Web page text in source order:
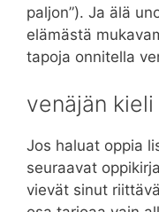
paljon”). Ja älä
elämästä
tapoja onnitella
venäjän kieli
Jos haluat oppia
seuraavat
vievät sinut